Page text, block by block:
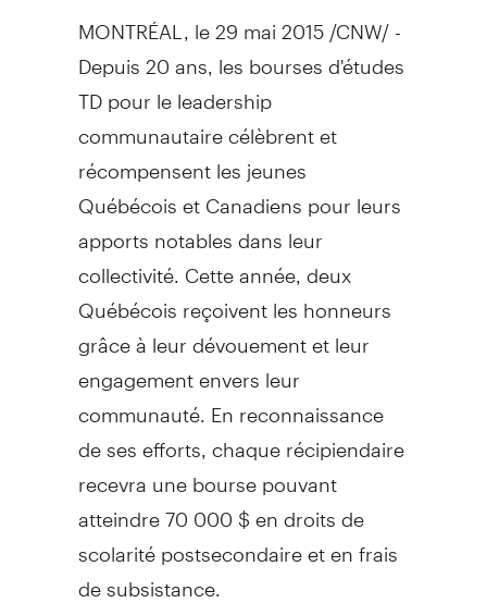
MONTRÉAL, le 29 mai 2015 /CNW/ -
Depuis 20 ans, les bourses d'études
TD pour le leadership
communautaire célèbrent et
récompensent les jeunes
Québécois et Canadiens pour leurs
apports notables dans leur
collectivité. Cette année, deux
Québécois reçoivent les honneurs
grâce à leur dévouement et leur
engagement envers leur
communauté. En reconnaissance
de ses efforts, chaque récipiendaire
recevra une bourse pouvant
atteindre 70 000 $ en droits de
scolarité postsecondaire et en frais
de subsistance.